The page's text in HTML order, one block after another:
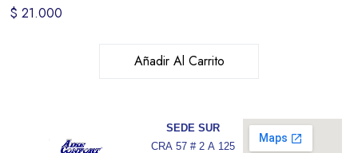
$ 21.000
Añadir Al Carrito
SEDE SUR
CRA 57 # 2 A 125